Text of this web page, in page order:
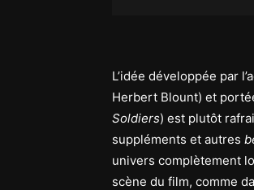
L’idée développée par
Herbert Blount) et
Soldiers) est plutôt
suppléments et autres
univers complètement
scène du film, comme